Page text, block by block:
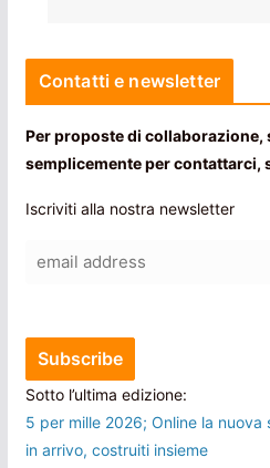
Contatti e newsletter
Per proposte di collaborazione,
semplicemente per contattarci,
Iscriviti alla nostra newsletter
Sotto l’ultima edizione:
5 per mille 2026; Online la nuova
in arrivo, costruiti insieme